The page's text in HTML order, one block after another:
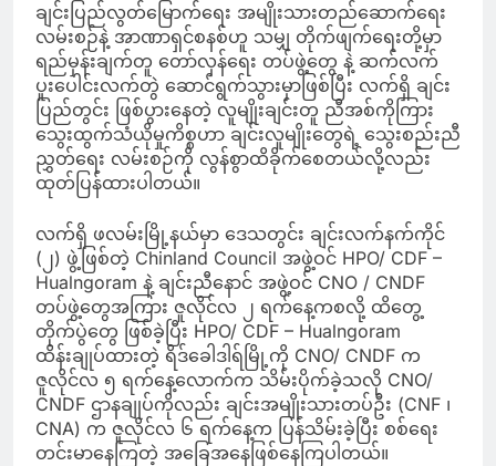
ချင်းပြည်လွတ်မြောက်ရေး အမျိုးသားတည်ဆောက်ရေး
လမ်းစဉ်နဲ့ အာဏာရှင်စနစ်ဟူ သမျှ တိုက်ဖျက်ရေးတို့မှာ
ရည်မှန်းချက်တူ တော်လှန်ရေး တပ်ဖွဲ့တွေ နဲ့ ဆက်လက်
ပူးပေါင်းလက်တွဲ ဆောင်ရွက်သွားမှာဖြစ်ပြီး လက်ရှိ ချင်း
ပြည်တွင်း ဖြစ်ပွားနေတဲ့ လူမျိုးချင်းတူ ညီအစ်ကိုကြား
သွေးထွက်သံယိုမှုကိစ္စဟာ ချင်းလူမျိုးတွေရဲ့ သွေးစည်းညီ
ညွှတ်ရေး လမ်းစဉ်ကို လွန်စွာထိခိုက်စေတယ်လို့လည်း
ထုတ်ပြန်ထားပါတယ်။
လက်ရှိ ဖလမ်းမြို့နယ်မှာ ဒေသတွင်း ချင်းလက်နက်ကိုင်
(၂) ဖွဲ့ဖြစ်တဲ့ Chinland Council အဖွဲ့ဝင် HPO/ CDF –
Hualngoram နဲ့ ချင်းညီနောင် အဖွဲ့ဝင် CNO / CNDF
တပ်ဖွဲ့တွေအကြား ဇူလိုင်လ ၂ ရက်နေ့ကစလို့ ထိတွေ့
တိုက်ပွဲတွေ ဖြစ်ခဲ့ပြီး HPO/ CDF – Hualngoram
ထိန်းချုပ်ထားတဲ့ ရိဒ်ခေါဒါရ်မြို့ကို CNO/ CNDF က
ဇူလိုင်လ ၅ ရက်နေ့လောက်က သိမ်းပိုက်ခဲ့သလို CNO/
CNDF ဌာနချုပ်ကိုလည်း ချင်းအမျိုးသားတပ်ဦး (CNF ၊
CNA) က ဇူလိုင်လ ၆ ရက်နေ့က ပြန်သိမ်းခဲ့ပြီး စစ်ရေး
တင်းမာနေကြတဲ့ အခြေအနေဖြစ်နေကြပါတယ်။